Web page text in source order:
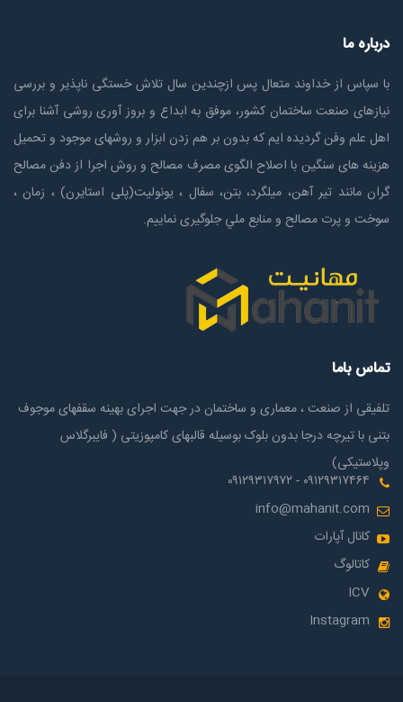
درباره ما
با سپاس از خداوند متعال پس ازچندين سال تلاش خستگی ناپذير و بررسی
نیازهای صنعت ساختمان كشور، موفق به ابداع و بروز آوری روشی آشنا برای
اهل علم وفن گردیده ایم که بدون بر هم زدن ابزار و روشهای موجود و تحمیل
هزینه های سنگین با اصلاح الگوی مصرف مصالح و روش اجرا از دفن مصالح
گران مانند تیر آهن، میلگرد، بتن، سفال ، یونولیت(پلی استايرن) ، زمان ،
سوخت و پرت مصالح و منابع ملي جلوگیری نماییم.
تماس باما
تلفیقی از صنعت ، معماری و ساختمان در جهت اجرای بهینه سقفهای موجوف
بتنی با تیرچه درجا بدون بلوک بوسیله قالبهای کامپوزیتی ( فایبرگلاس
وپلاستیکی)
۰۹۱۲۹۳۱۷۴۶۴ - ۰۹۱۲۹۳۱۷۹۷۲
info@mahanit.com
کانال آپارات
کاتالوگ
ICV
Instagram